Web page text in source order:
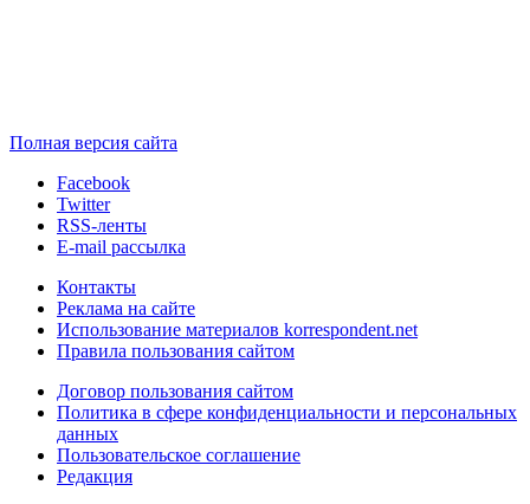
Полная версия сайта
Facebook
Twitter
RSS-ленты
E-mail рассылка
Контакты
Реклама на сайте
Использование материалов korrespondent.net
Правила пользования сайтом
Договор пользования сайтом
Политика в сфере конфиденциальности и персональных
данных
Пользовательское соглашение
Редакция